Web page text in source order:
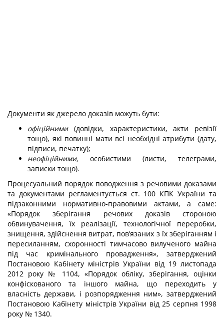
Документи як джерело доказів можуть бути:
офіційними(довідки, характеристики, акти ревізії
тощо), які повинні мати всі необхідні атрибути (дату,
підписи, печатку);
неофіційними, особистими (листи, телеграми,
записки тощо).
Процесуальний порядок поводження з речовими доказами
та документами регламентується ст. 100 КПК України та
підзаконними нормативно-правовими актами, а саме:
«Порядок зберігання речових доказів стороною
обвинувачення, їх реалізації, технологічної переробки,
знищення, здійснення витрат, пов’язаних з їх зберіганням і
пересиланням, схоронності тимчасово вилученого майна
під час кримінального провадження», затверджений
Постановою Кабінету міністрів України від 19 листопада
2012 року № 1104, «Порядок обліку, зберігання, оцінки
конфіскованого та іншого майна, що переходить у
власність держави, і розпорядження ним», затверджений
Постановою Кабінету міністрів України від 25 серпня 1998
року № 1340.